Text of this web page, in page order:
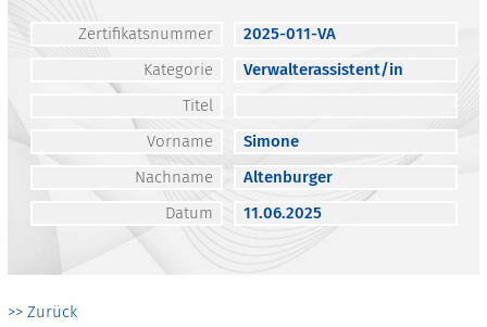
Zertifikatsnummer
2025-011-VA
Kategorie
Verwalterassistent/in
Titel
Vorname
Simone
Nachname
Altenburger
Datum
11.06.2025
>> Zurück